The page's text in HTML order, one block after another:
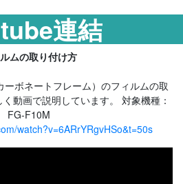
連結
ムの取り付け方
ボネートフレーム）のフィルムの取
動画で説明しています。 対象機種：
FG-F10M
watch?v=6ARrYRgvHSo&t=50s